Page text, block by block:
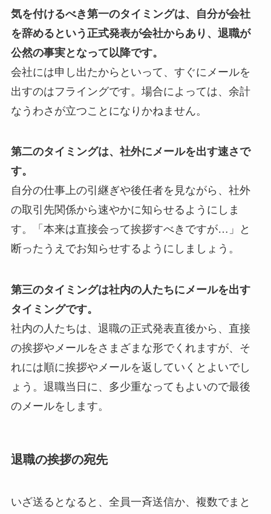
気を付けるべき第一のタイミングは、自分が会社
を辞めるという正式発表が会社からあり、退職が
公然の事実となって以降です。
会社には申し出たからといって、すぐにメールを
出すのはフライングです。場合によっては、余計
なうわさが立つことになりかねません。
第二のタイミングは、社外にメールを出す速さで
す。
自分の仕事上の引継ぎや後任者を見ながら、社外
の取引先関係から速やかに知らせるようにしま
す。「本来は直接会って挨拶すべきですが…」と
断ったうえでお知らせするようにしましょう。
第三のタイミングは社内の人たちにメールを出す
タイミングです。
社内の人たちは、退職の正式発表直後から、直接
の挨拶やメールをさまざまな形でくれますが、そ
れには順に挨拶やメールを返していくとよいでし
ょう。退職当日に、多少重なってもよいので最後
のメールをします。
退職の挨拶の宛先
いざ送るとなると、全員一斉送信か、複数でまと